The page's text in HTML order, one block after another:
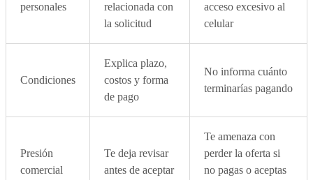
personales
relacionada con
la solicitud
acceso excesivo al
celular
Condiciones
Explica plazo,
costos y forma
de pago
No informa cuánto
terminarías pagando
Presión
comercial
Te deja revisar
antes de aceptar
Te amenaza con
perder la oferta si
no pagas o aceptas